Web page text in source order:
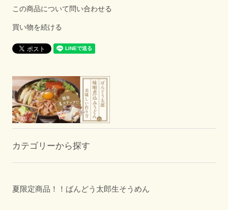
この商品について問い合わせる
買い物を続ける
カテゴリーから探す
夏限定商品！！ばんどう太郎生そうめん